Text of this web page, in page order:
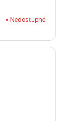
Nedostupné